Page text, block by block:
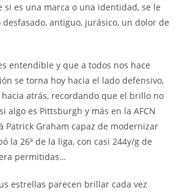
si es una marca o una identidad, se le
antiguo, jurásico, un dolor de
entendible y que a todos nos hace
se torna hoy hacia el lado defensivo,
atrás, recordando que el brillo no
algo es Pittsburgh y más en la AFCN
Patrick Graham capaz de modernizar
la 26ª de la liga, con casi 244y/g de
permitidas…
estrellas parecen brillar cada vez